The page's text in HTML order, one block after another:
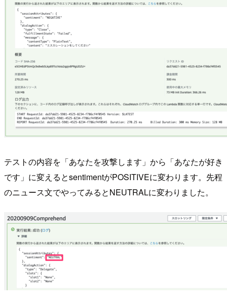
テストの内容を「あなたを攻撃します」から「あなたが好き
です」に変えるとsentimentがPOSITIVEに変わります。先程
のニュース文でやってみるとNEUTRALに変わりました。